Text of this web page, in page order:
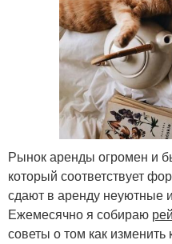
Рынок аренды огромен и
который соответствует
сдают в аренду неуютные
Ежемесячно я собираю
советы о том как изменить